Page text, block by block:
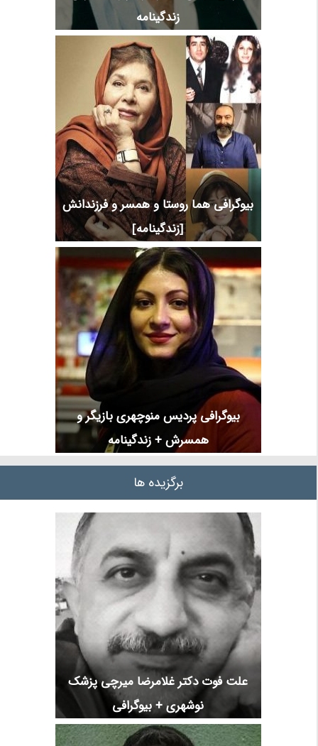
زندگینامه
بیوگرافی هما روستا و همسر و فرزندانش
[زندگینامه]
بیوگرافی پردیس منوچهری بازیگر و
همسرش + زندگینامه
برگزیده ها
علت فوت دکتر غلامرضا میرچی پزشک
نوشهری + بیوگرافی